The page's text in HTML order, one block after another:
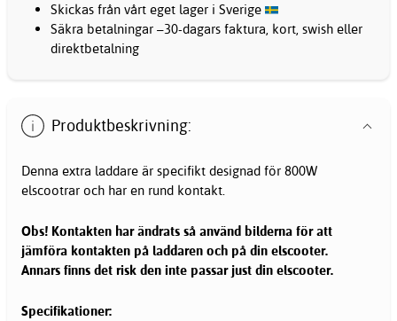
Skickas från vårt eget lager i Sverige
Säkra betalningar –30-dagars faktura, kort, swish eller
direktbetalning
Produktbeskrivning:
Denna extra laddare är specifikt designad för 800W
elscootrar och har en rund kontakt.
Obs! Kontakten har ändrats så använd bilderna för att
jämföra kontakten på laddaren och på din elscooter.
Annars finns det risk den inte passar just din elscooter.
Specifikationer: